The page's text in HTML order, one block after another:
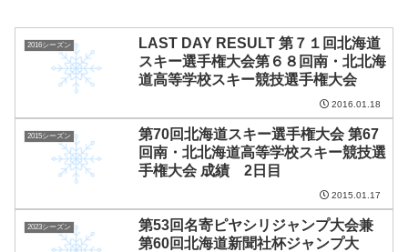
2016シーズン
LAST DAY RESULT 第７１回北海道
スキー選手権大会第６８回南・北北海
道高等学校スキー競技選手権大会
2016.01.18
2015シーズン
第70回北海道スキー選手権大会 第67
回南・北北海道高等学校スキー競技選
手権大会 成績 2日目
2015.01.17
2023シーズン
第53回名寄ピヤシリジャンプ大会兼
第60回北海道新聞社杯ジャンプ大